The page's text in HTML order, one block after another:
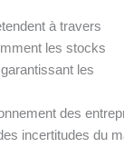
à travers
les stocks
les
des
incertitudes du